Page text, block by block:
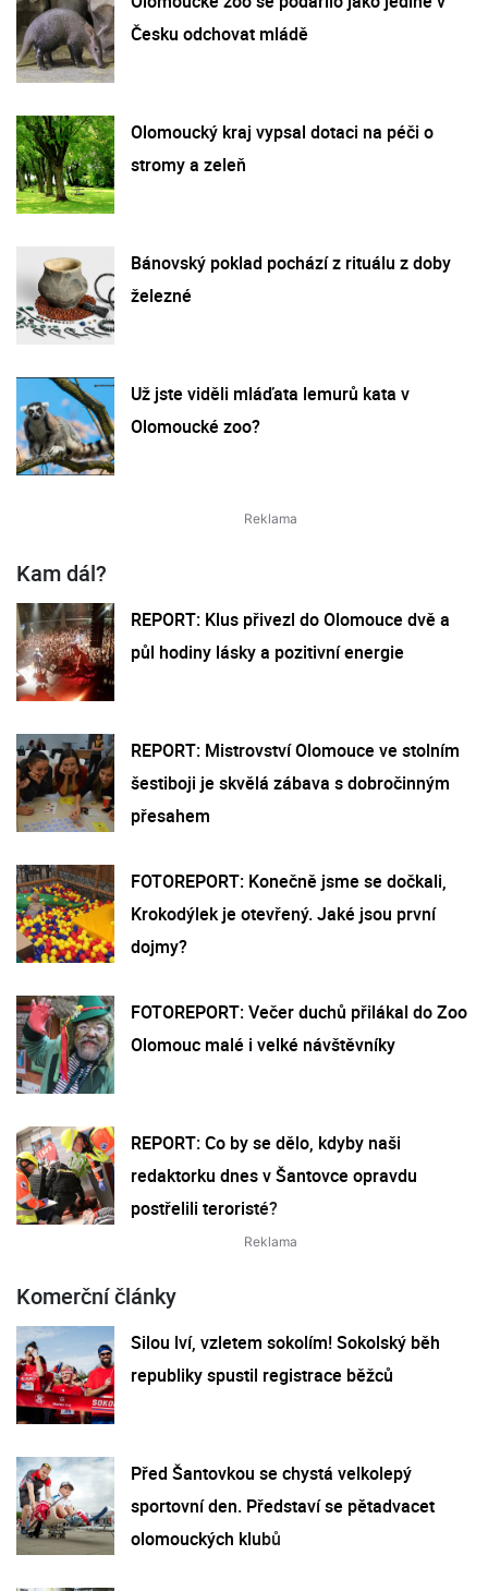
Česku odchovat mládě
Olomoucký kraj vypsal dotaci na péči o
stromy a zeleň
Bánovský poklad pochází z rituálu z doby
železné
Už jste viděli mláďata lemurů kata v
Olomoucké zoo?
Kam dál?
REPORT: Klus přivezl do Olomouce dvě a
půl hodiny lásky a pozitivní energie
REPORT: Mistrovství Olomouce ve stolním
šestiboji je skvělá zábava s dobročinným
přesahem
FOTOREPORT: Konečně jsme se dočkali,
Krokodýlek je otevřený. Jaké jsou první
dojmy?
FOTOREPORT: Večer duchů přilákal do Zoo
Olomouc malé i velké návštěvníky
REPORT: Co by se dělo, kdyby naši
redaktorku dnes v Šantovce opravdu
postřelili teroristé?
Komerční články
Silou lví, vzletem sokolím! Sokolský běh
republiky spustil registrace běžců
Před Šantovkou se chystá velkolepý
sportovní den. Představí se pětadvacet
olomouckých klubů